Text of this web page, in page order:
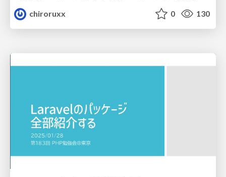
chiroruxx
0 130